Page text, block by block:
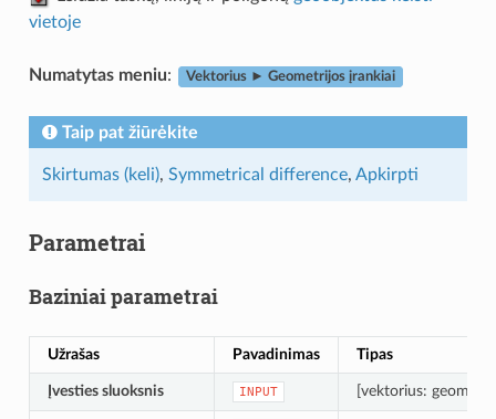
vietoje
Numatytas meniu: Vektorius ► Geometrijos įrankiai
Taip pat žiūrėkite
Skirtumas (keli), Symmetrical difference, Apkirpti
Parametrai
Baziniai parametrai
Užrašas Pavadinimas Tipas
Įvesties sluoksnis INPUT [vektorius: